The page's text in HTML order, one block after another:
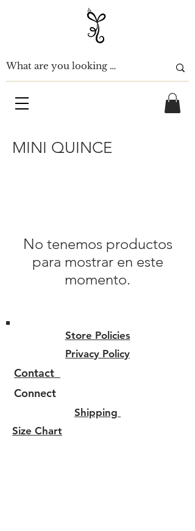
MINI QUINCE
No tenemos productos
para mostrar en este
momento.
Store Policies
Privacy Policy
Contact
Connect
Shipping
Size Chart